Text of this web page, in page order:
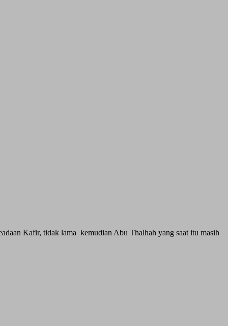
Kafir, tidak lama kemudian Abu Thalhah yang saat itu masih